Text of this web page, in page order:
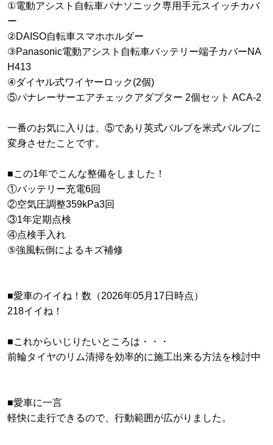
①電動アシスト自転車パナソニック専用手元スイッチカバ
ー
②DAISO自転車スマホホルダー
③Panasonic電動アシスト自転車バッテリー端子カバーNA
H413
④ダイヤル式ワイヤーロック(2個)
⑤パナレーサーエアチェックアダプター 2個セット ACA-2
一番のお気に入りは、⑤であり英式バルブを米式バルブに
変身させたことです。
■この1年でこんな整備をしました！
①バッテリー充電6回
②空気圧調整359kPa3回
③1年定期点検
④点検手入れ
⑤強風転倒によるキズ補修
■愛車のイイね！数（2026年05月17日時点）
218イイね！
■これからいじりたいところは・・・
前輪タイヤのリム清掃を効率的に施工出来る方法を検討中
■愛車に一言
軽快に走行できるので、行動範囲が広がりました。